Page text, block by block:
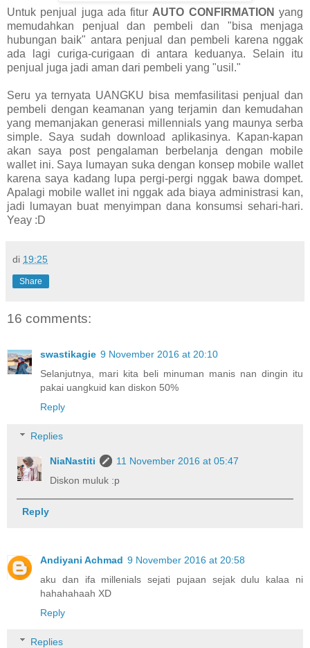
Untuk penjual juga ada fitur AUTO CONFIRMATIONyang
memudahkan penjual dan pembeli dan "bisa menjaga
hubungan baik" antara penjual dan pembeli karena nggak
ada lagi curiga-curigaan di antara keduanya. Selain itu
penjual juga jadi aman dari pembeli yang "usil."
Seru ya ternyata UANGKU bisa memfasilitasi penjual dan
pembeli dengan keamanan yang terjamin dan kemudahan
yang memanjakan generasi millennials yang maunya serba
simple. Saya sudah download aplikasinya. Kapan-kapan
akan saya post pengalaman berbelanja dengan mobile
wallet ini. Saya lumayan suka dengan konsep mobile wallet
karena saya kadang lupa pergi-pergi nggak bawa dompet.
Apalagi mobile wallet ini nggak ada biaya administrasi kan,
jadi lumayan buat menyimpan dana konsumsi sehari-hari.
Yeay :D
di 19:25
Share
16 comments:
swastikagie 9 November 2016 at 20:10
Selanjutnya, mari kita beli minuman manis nan dingin itu
pakai uangkuid kan diskon 50%
Reply
Replies
NiaNastiti
11 November 2016 at 05:47
Diskon muluk :p
Reply
Andiyani Achmad 9 November 2016 at 20:58
aku dan ifa millenials sejati pujaan sejak dulu kalaa ni
hahahahaah XD
Reply
Replies